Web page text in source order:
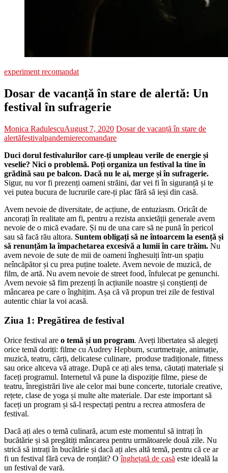
experiment recomandat
Dosar de vacanță în stare de alertă: Un
festival în sufragerie
Monica RadulescuAugust 7, 2020 Dosar de vacanță în stare de
alertăfestivalpandemierecomandare
Duci dorul festivalurilor care-ți umpleau verile de energie și
veselie? Nici o problemă. Poți organiza un festival la tine în
grădină sau pe balcon. Dacă nu le ai, merge și în sufragerie.
Sigur, nu vor fi prezenți oameni străini, dar vei fi în siguranță și te
vei putea bucura de lucrurile care-ți plac fără să ieși din casă.
Avem nevoie de diversitate, de acțiune, de entuziasm. Oricât de
ancorați în realitate am fi, pentru a rezista anxietății generale avem
nevoie de o mică evadare. Și nu de una care să ne pună în pericol
sau să facă rău altora. Suntem obligați să ne întoarcem la esență și
să renunțăm la împachetarea excesivă a lumii în care trăim. Nu
avem nevoie de sute de mii de oameni înghesuiți într-un spațiu
neîncăpător și cu prea puține toalete. Avem nevoie de muzică, de
film, de artă. Nu avem nevoie de street food, înfulecat pe genunchi.
Avem nevoie să fim prezenți în acțiunile noastre și conștienți de
mâncarea pe care o înghițim. Așa că vă propun trei zile de festival
autentic chiar la voi acasă.
Ziua 1: Pregătirea de festival
Orice festival are o temă și un program. Aveți libertatea să alegeți
orice temă doriți: filme cu Audrey Hepburn, scurtmetraje, animație,
muzică, teatru, cărți, delicatese culinare, produse tradiționale, fitness
sau orice altceva vă atrage. După ce ați ales tema, căutați materiale și
faceți programul. Internetul vă pune la dispoziție filme, piese de
teatru, înregistrări live ale celor mai bune concerte, tutoriale creative,
rețete, clase de yoga și multe alte materiale. Dar este important să
faceți un program și să-l respectați pentru a recrea atmosfera de
festival.
Dacă ați ales o temă culinară, acum este momentul să intrați în
bucătărie și să pregătiți mâncarea pentru următoarele două zile. Nu
strică să intrați în bucătărie și dacă ați ales altă temă, pentru că ce ar
fi un festival fără ceva de ronțăit? Oînghețată de casă este ideală la
un festival de vară.